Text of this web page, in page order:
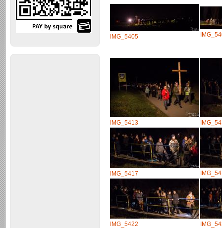
IMG_5405
IMG_5413
IMG_5417
IMG_5422